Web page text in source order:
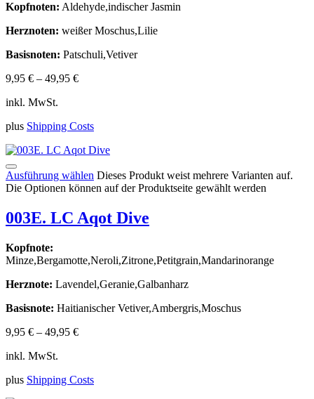
Kopfnoten: Aldehyde,indischer Jasmin
Herznoten: weißer Moschus,Lilie
Basisnoten: Patschuli,Vetiver
9,95 € – 49,95 €
inkl. MwSt.
plus Shipping Costs
Ausführung wählen Dieses Produkt weist mehrere Varianten auf.
Die Optionen können auf der Produktseite gewählt werden
003E. LC Aqot Dive
Kopfnote:
Minze,Bergamotte,Neroli,Zitrone,Petitgrain,Mandarinorange
Herznote: Lavendel,Geranie,Galbanharz
Basisnote: Haitianischer Vetiver,Ambergris,Moschus
9,95 € – 49,95 €
inkl. MwSt.
plus Shipping Costs